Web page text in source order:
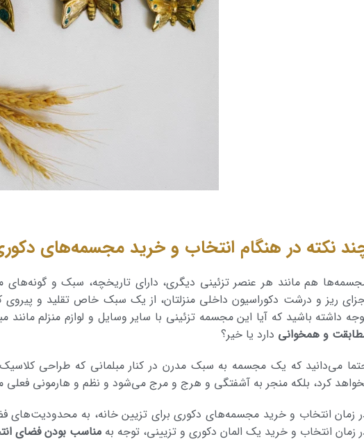
نکته در هنگام انتخاب و خرید مجسمه‌های
هم مانند هر عنصر تزئینی دیگری، دارای تاریخچه، سبک و گونه‌های
ریز و درشت دکوراسیون داخلی منزل­تان، از یک سبک خاص تقلید و پیروی
داشته باشید که آیا این مجسمه تزئینی با سایر وسایل و لوازم منزلم
و همخوانی دارد یا خیر؟
می­‌دانید که یک مجسمه به سبک مدرن در کنار مبلمانی که طراحی کلاسیک
کرد، بلکه ‌منجر به آشفتگی و هرج و مرج می­‌شود و نظم و هارمونی فعلی
زمان انتخاب و خرید مجسمه‌های دکوری برای تزیین خانه، به محدودیت‌های
زمان انتخاب و خرید یک المان دکوری و تزیینی، توجه بهمناسب بودن فضای